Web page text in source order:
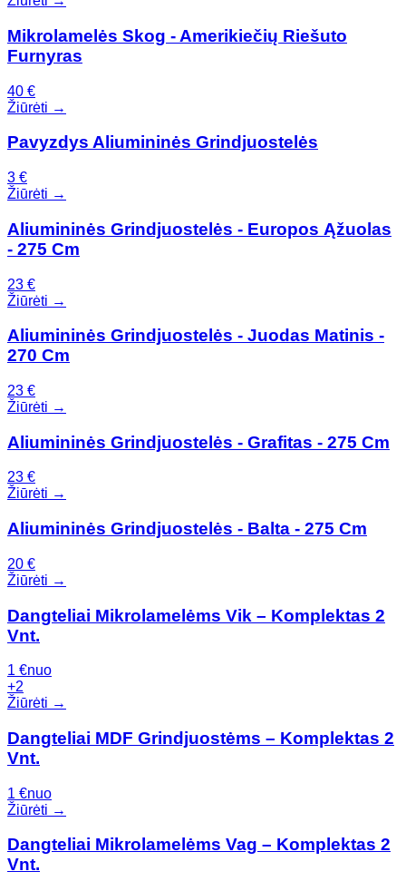
Mikrolamelės Skog - Amerikiečių Riešuto
Furnyras
40 €
Žiūrėti →
Pavyzdys Aliumininės Grindjuostelės
3 €
Žiūrėti →
Aliumininės Grindjuostelės - Europos Ąžuolas
- 275 Cm
23 €
Žiūrėti →
Aliumininės Grindjuostelės - Juodas Matinis -
270 Cm
23 €
Žiūrėti →
Aliumininės Grindjuostelės - Grafitas - 275 Cm
23 €
Žiūrėti →
Aliumininės Grindjuostelės - Balta - 275 Cm
20 €
Žiūrėti →
Dangteliai Mikrolamelėms Vik – Komplektas 2
Vnt.
1 €nuo
+2
Žiūrėti →
Dangteliai MDF Grindjuostėms – Komplektas 2
Vnt.
1 €nuo
Žiūrėti →
Dangteliai Mikrolamelėms Vag – Komplektas 2
Vnt.